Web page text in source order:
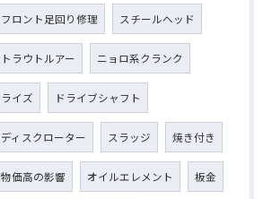
フロント足回り修理 スチールヘッド
トラウトルアー ニョロ系クランク
ライズ ドライブシャフト
ディスクローター スラッジ 焼き付き
物価高の影響 オイルエレメント 板金